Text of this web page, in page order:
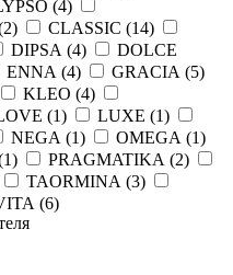
(4)
2) CLASSIC (14)
DIPSA (4)
DOLCE
ENNA (4) GRACIA (5)
KLEO (4)
(1) LUXE (1)
NEGA (1) OMEGA (1)
1) PRAGMATIKA (2)
TAORMINA (3)
(6)